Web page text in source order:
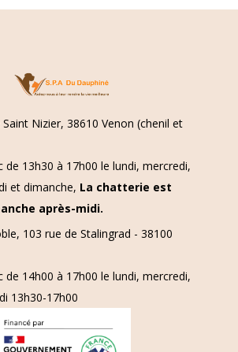
Nizier, 38610 Venon (chenil et
de 13h30 à 17h00 le lundi, mercredi,
et dimanche, La chatterie est
après-midi.
103 rue de Stalingrad - 38100
de 14h00 à 17h00 le lundi, mercredi,
13h30-17h00